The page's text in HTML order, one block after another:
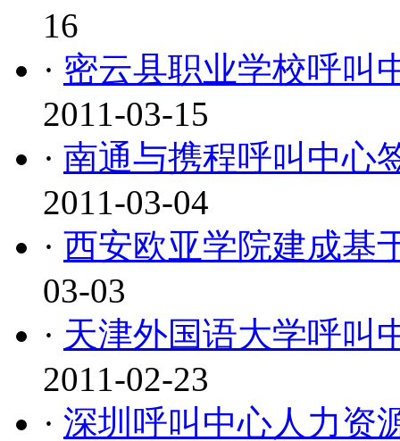
16
· 密云县职业学校呼叫
2011-03-15
· 南通与携程呼叫中心
2011-03-04
· 西安欧亚学院建成基
03-03
· 天津外国语大学呼叫
2011-02-23
· 深圳呼叫中心人力资